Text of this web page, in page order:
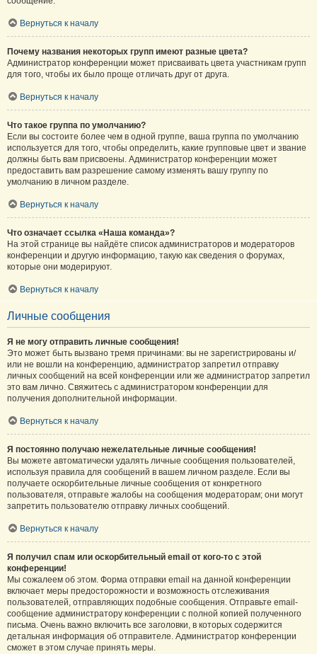
Вернуться к началу
Почему названия некоторых групп имеют разные цвета?
Администратор конференции может присваивать цвета участникам групп
для того, чтобы их было проще отличать друг от друга.
Вернуться к началу
Что такое группа по умолчанию?
Если вы состоите более чем в одной группе, ваша группа по умолчанию
используется для того, чтобы определить, какие групповые цвет и звание
должны быть вам присвоены. Администратор конференции может
предоставить вам разрешение самому изменять вашу группу по
умолчанию в личном разделе.
Вернуться к началу
Что означает ссылка «Наша команда»?
На этой странице вы найдёте список администраторов и модераторов
конференции и другую информацию, такую как сведения о форумах,
которые они модерируют.
Вернуться к началу
Личные сообщения
Я не могу отправить личные сообщения!
Это может быть вызвано тремя причинами: вы не зарегистрированы и/
или не вошли на конференцию, администратор запретил отправку
личных сообщений на всей конференции или же администратор запретил
это вам лично. Свяжитесь с администратором конференции для
получения дополнительной информации.
Вернуться к началу
Я постоянно получаю нежелательные личные сообщения!
Вы можете автоматически удалять личные сообщения пользователей,
используя правила для сообщений в вашем личном разделе. Если вы
получаете оскорбительные личные сообщения от конкретного
пользователя, отправьте жалобы на сообщения модераторам; они могут
запретить пользователю отправку личных сообщений.
Вернуться к началу
Я получил спам или оскорбительный email от кого-то с этой
конференции!
Мы сожалеем об этом. Форма отправки email на данной конференции
включает меры предосторожности и возможность отслеживания
пользователей, отправляющих подобные сообщения. Отправьте email-
сообщение администратору конференции с полной копией полученного
письма. Очень важно включить все заголовки, в которых содержится
детальная информация об отправителе. Администратор конференции
сможет в этом случае принять меры.